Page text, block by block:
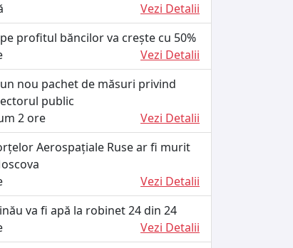
Vezi Detalii
profitul băncilor va crește cu 50%
Vezi Detalii
nou pachet de măsuri privind
public
2 ore
Vezi Detalii
Aerospațiale Ruse ar fi murit
Vezi Detalii
va fi apă la robinet 24 din 24
Vezi Detalii